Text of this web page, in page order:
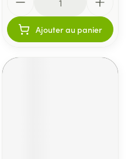
Ajouter au panier